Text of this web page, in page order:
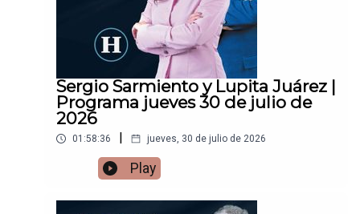
Sergio Sarmiento y Lupita Juárez |
Programa jueves 30 de julio de
2026
01:58:36 jueves, 30 de julio de 2026
Play